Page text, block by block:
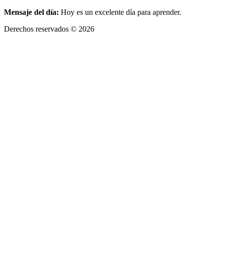
Mensaje del día: Hoy es un excelente día para aprender.
Derechos reservados © 2026